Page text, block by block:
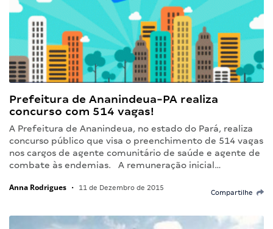
Prefeitura de Ananindeua-PA realiza
concurso com 514 vagas!
A Prefeitura de Ananindeua, no estado do Pará, realiza
concurso público que visa o preenchimento de 514 vagas
nos cargos de agente comunitário de saúde e agente de
combate às endemias. A remuneração inicial…
Anna Rodrigues • 11 de Dezembro de 2015
Compartilhe